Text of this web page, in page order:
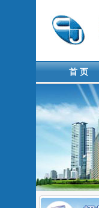
首 页